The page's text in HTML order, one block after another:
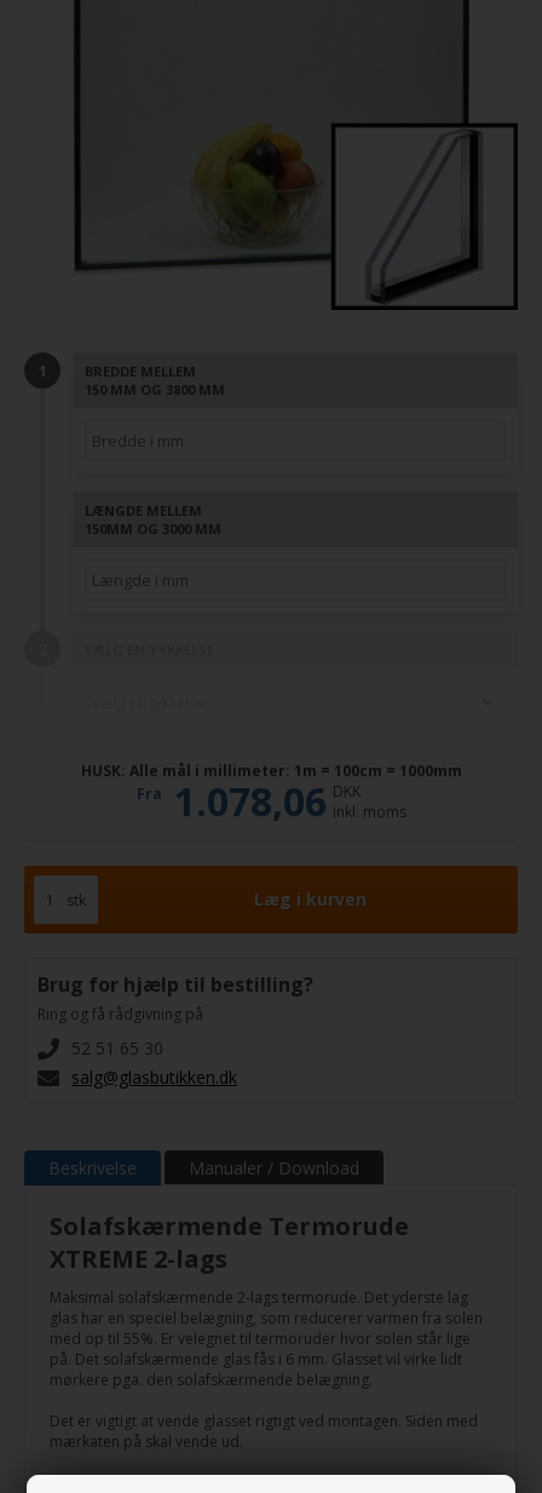
BREDDE MELLEM
150 MM OG 3800 MM
LÆNGDE MELLEM
150MM OG 3000 MM
HUSK: Alle mål i millimeter: 1m = 100cm = 1000mm
Fra
1.078,06 DKK
inkl. moms
stk
Brug for hjælp til bestilling?
Ring og få rådgivning på
52 51 65 30
salg@glasbutikken.dk
Beskrivelse Manualer / Download
Solafskærmende Termorude
XTREME 2-lags
Maksimal solafskærmende 2-lags termorude. Det yderste lag
glas har en speciel belægning, som reducerer varmen fra solen
med op til 55%. Er velegnet til termoruder hvor solen står lige
på. Det solafskærmende glas fås i 6 mm. Glasset vil virke lidt
mørkere pga. den solafskærmende belægning.
Det er vigtigt at vende glasset rigtigt ved montagen. Siden med
mærkaten på skal vende ud.